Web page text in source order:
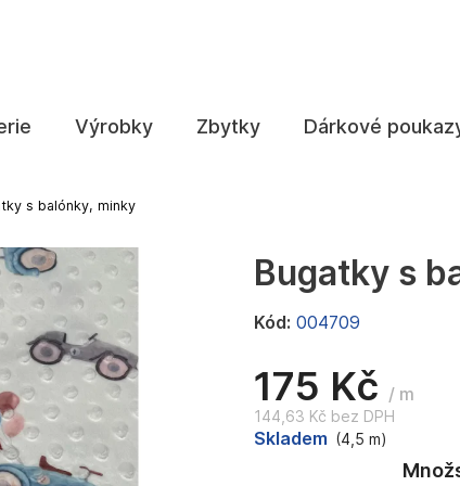
Výrobky Zbytky Dárkové
s balónky, minky
Bugatky s
Kód: 004709
175 Kč / m
144,63 Kč bez DPH
Měrná
Skladem (4,5 m)
Co potřebujete najít?
Doporučujeme